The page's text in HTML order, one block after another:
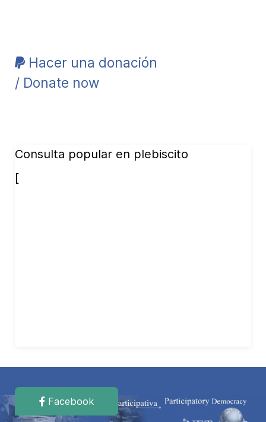
Hacer una donación
/ Donate now
Consulta popular en plebiscito
[
Facebook